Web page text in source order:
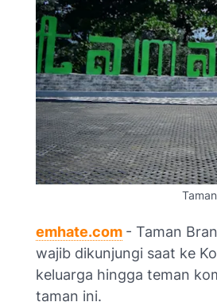
emhate.com - Taman
wajib dikunjungi saat ke
keluarga hingga teman
taman ini.